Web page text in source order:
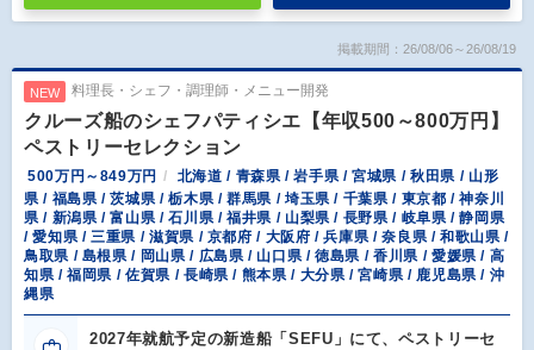
掲載期間：26/08/06～26/08/19
NEW 料理長・シェフ・調理師・メニュー開発
クルーズ船のシェフパティシエ【年収500～800万円】
ペストリーセレクション
500万円～849万円
北海道 / 青森県 / 岩手県 / 宮城県 / 秋田県 / 山形
県 / 福島県 / 茨城県 / 栃木県 / 群馬県 / 埼玉県 / 千葉県 / 東京都 / 神奈川
県 / 新潟県 / 富山県 / 石川県 / 福井県 / 山梨県 / 長野県 / 岐阜県 / 静岡県
/ 愛知県 / 三重県 / 滋賀県 / 京都府 / 大阪府 / 兵庫県 / 奈良県 / 和歌山県 /
鳥取県 / 島根県 / 岡山県 / 広島県 / 山口県 / 徳島県 / 香川県 / 愛媛県 / 高
知県 / 福岡県 / 佐賀県 / 長崎県 / 熊本県 / 大分県 / 宮崎県 / 鹿児島県 / 沖
縄県
2027年就航予定の新造船「SEFU」にて、ペストリーセ